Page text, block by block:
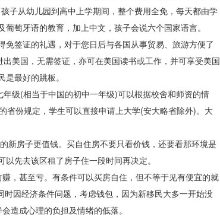
子从幼儿园到高中上学期间，整个费用全免，每天都由学
萄牙语的教育，加上中文，孩子会说六个国家语言。
签证的礼遇，对于您日后与各国从事贸易、旅游方便了
美国，无需签证，亦可在美国读书或工作，并可享受美国
最好的跳板。
级(相当于中国的初中一年级)可以根据校舍和师资的情
省份规定，学生可以直接申请上大学(安大略省除外)。大
新房子更值钱。买自住房不要只看价钱，还要看那环境是
先去该区租了房子住一段时间再决定。
，甚至亏。有条件可以买房自住，但不等于见有便宜的就
因经济条件问题，考虑钱包，因为新移民大多一开始没
造成心理的负担及情绪的低落。